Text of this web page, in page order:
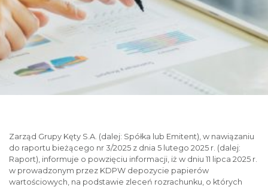
Zarząd Grupy Kęty S.A. (dalej: Spółka lub Emitent), w nawiązaniu
do raportu bieżącego nr 3/2025 z dnia 5 lutego 2025 r. (dalej:
Raport), informuje o powzięciu informacji, iż w dniu 11 lipca 2025 r.
w prowadzonym przez KDPW depozycie papierów
wartościowych, na podstawie zleceń rozrachunku, o których